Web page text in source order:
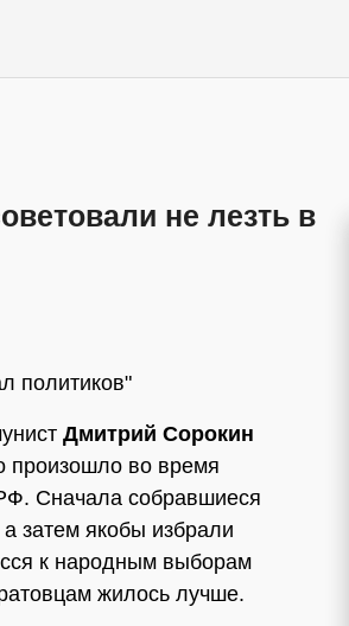
не лезть в
политиков"
Дмитрий Сорокин
произошло во время
Сначала собравшиеся
затем якобы избрали
к народным выборам
жилось лучше.